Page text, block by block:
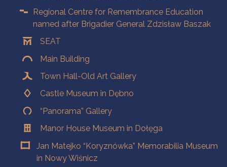
Regional Centre for Remembrance Education
named after Brigadier General Zdzisław Baszak
SEAT
Main Building
Town Hall-Old Art Gallery
Castle Museum in Dębno
“Panorama” Gallery
Manor House Museum in Dołęga
Jan Matejko “Koryznówka” Memorabilia Museum
in Nowy Wiśnicz